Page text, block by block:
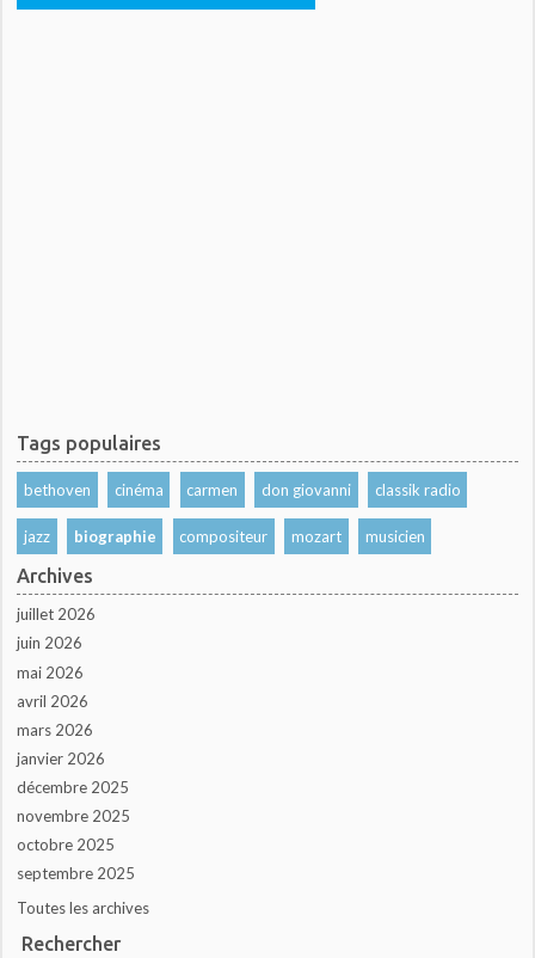
Tags populaires
bethoven cinéma carmen don giovanni classik radio
jazz biographie compositeur mozart musicien
Archives
juillet 2026
juin 2026
mai 2026
avril 2026
mars 2026
janvier 2026
décembre 2025
novembre 2025
octobre 2025
septembre 2025
Toutes les archives
Rechercher